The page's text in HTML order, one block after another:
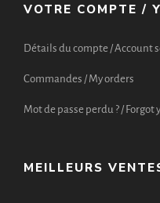
VOTRE COMPTE /
Détails du compte / Account
Commandes / My orders
Mot de passe perdu ? / Forgot
MEILLEURS